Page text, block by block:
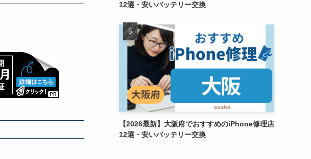
12選・安いバッテリー交換
【2026最新】大阪府でおすすめのiPhone修理店
12選・安いバッテリー交換